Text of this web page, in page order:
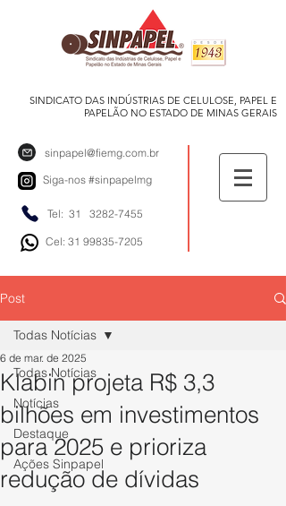
SINDICATO DAS INDÚSTRIAS DE CELULOSE, PAPEL E
PAPELÃO NO ESTADO DE MINAS GERAIS
sinpapel@fiemg.com.br
Siga-nos #sinpapelmg
Tel: 31 3282-7455
Cel: 31 99835-7205
Post
Todas Notícias
Notícias
Destaque
Ações Sinpapel
Todas Notícias
Klabin projeta R$ 3,3
bilhões em investimentos
para 2025 e prioriza
redução de dívidas
6 de mar. de 2025